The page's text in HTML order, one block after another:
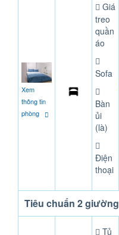
Xem
thông tin
phòng
Giá
treo
quần
áo
Sofa
Bàn
ủi
(là)
Điện
thoại
Tiêu chuẩn 2 giường
Tủ